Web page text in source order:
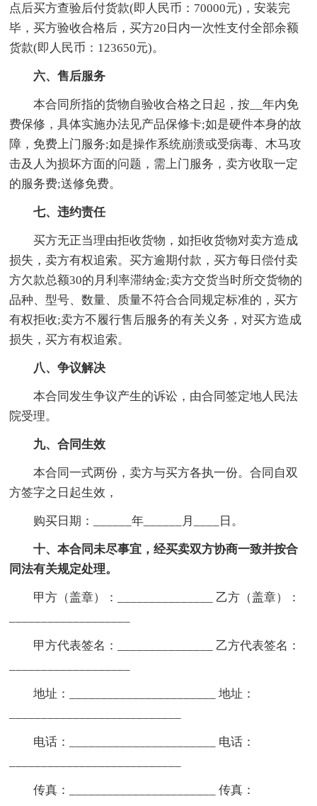
点后买方查验后付货款(即人民币：70000元)，安装完
毕，买方验收合格后，买方20日内一次性支付全部余额
货款(即人民币：123650元)。
六、售后服务
本合同所指的货物自验收合格之日起，按__年内免
费保修，具体实施办法见产品保修卡;如是硬件本身的故
障，免费上门服务;如是操作系统崩溃或受病毒、木马攻
击及人为损坏方面的问题，需上门服务，卖方收取一定
的服务费;送修免费。
七、违约责任
买方无正当理由拒收货物，如拒收货物对卖方造成
损失，卖方有权追索。买方逾期付款，买方每日偿付卖
方欠款总额30的月利率滞纳金;卖方交货当时所交货物的
品种、型号、数量、质量不符合合同规定标准的，买方
有权拒收;卖方不履行售后服务的有关义务，对买方造成
损失，买方有权追索。
八、争议解决
本合同发生争议产生的诉讼，由合同签定地人民法
院受理。
九、合同生效
本合同一式两份，卖方与买方各执一份。合同自双
方签字之日起生效，
购买日期：______年______月____日。
十、本合同未尽事宜，经买卖双方协商一致并按合
同法有关规定处理。
甲方（盖章）：_______________ 乙方（盖章）：
甲方代表签名：_______________ 乙方代表签名：
地址：_______________________ 地址：
电话：_______________________ 电话：
传真：_______________________ 传真：